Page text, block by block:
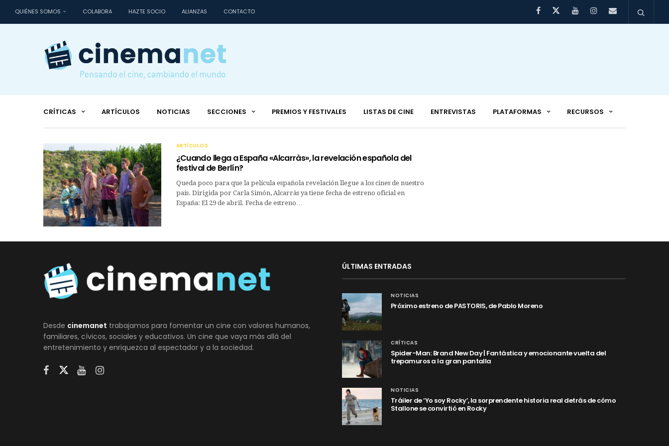
QUIÉNES SOMOS COLABORA HAZTE SOCIO ALIANZAS CONTACTO
CRÍTICAS ARTÍCULOS NOTICIAS SECCIONES PREMIOS Y FESTIVALES LISTAS DE CINE ENTREVISTAS PLATAFORMAS RECURSOS
ARTÍCULOS
¿Cuando llega a España «Alcarràs», la revelación española del
festival de Berlín?
Queda poco para que la película española revelación llegue a los cines de nuestro
país. Dirigida por Carla Simón, Alcarràs ya tiene fecha de estreno oficial en
España: El 29 de abril. Fecha de estreno…
Desde cinemanet trabajamos para fomentar un cine con valores humanos,
familiares, cívicos, sociales y educativos. Un cine que vaya más allá del
entretenimiento y enriquezca al espectador y a la sociedad.
ÚLTIMAS ENTRADAS
NOTICIAS
Próximo estreno de PASTORIS, de Pablo Moreno
CRÍTICAS
Spider-Man: Brand New Day | Fantástica y emocionante vuelta del
trepamuros a la gran pantalla
NOTICIAS
Tráiler de ‘Yo soy Rocky’, la sorprendente historia real detrás de cómo
Stallone se convirtió en Rocky